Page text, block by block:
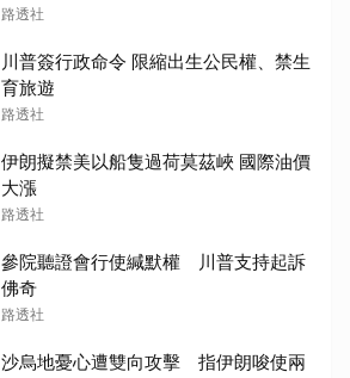
路透社
川普簽行政命令 限縮出生公民權、禁生
育旅遊
路透社
伊朗擬禁美以船隻過荷莫茲峽 國際油價
大漲
路透社
參院聽證會行使緘默權 川普支持起訴
佛奇
路透社
沙烏地憂心遭雙向攻擊 指伊朗唆使兩